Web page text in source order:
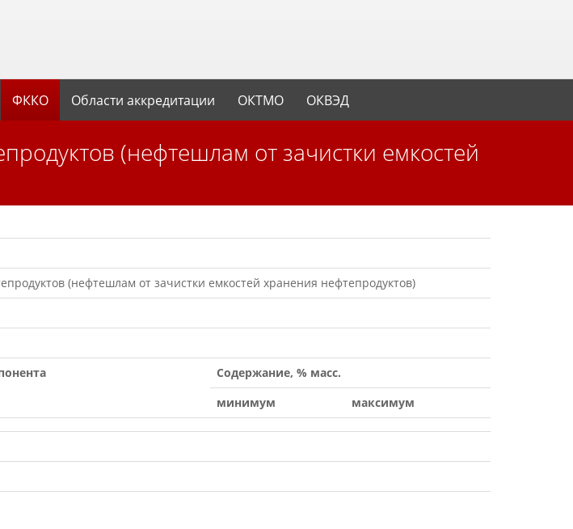
ФККО Области аккредитации ОКТМО ОКВЭД
(нефтешлам от зачистки емкостей хранения нефтепродуктов)
Содержание, % масс.
минимум
максимум